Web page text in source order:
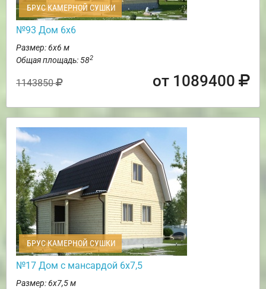
БРУС КАМЕРНОЙ СУШКИ
№93 Дом 6х6
Размер: 6х6 м
Общая площадь: 582
1143850 от 1089400
БРУС КАМЕРНОЙ СУШКИ
№17 Дом с мансардой 6х7,5
Размер: 6х7,5 м